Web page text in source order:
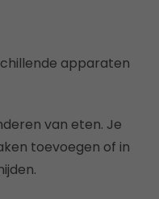
apparaten
van eten. Je
toevoegen of in